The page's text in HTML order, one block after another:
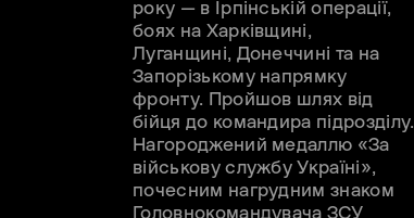
року — в Ірпінській операції,
боях на Харківщині,
Луганщині, Донеччині та на
Запорізькому напрямку
фронту. Пройшов шлях від
бійця до командира підрозділу.
Нагороджений медаллю «За
військову службу Україні»,
почесним нагрудним знаком
Головнокомандувача ЗСУ